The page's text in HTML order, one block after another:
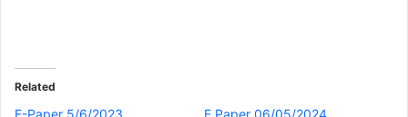
Related
E-Paper 5/6/2023
E Paper 06/05/2024.